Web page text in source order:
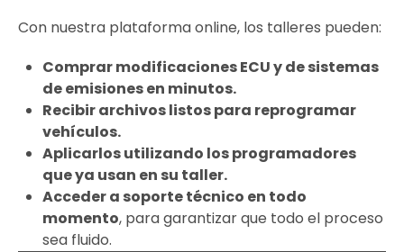
Con nuestra plataforma online, los talleres pueden:
Comprar modificaciones ECU y de sistemas
de emisiones en minutos.
Recibir archivos listos para reprogramar
vehículos.
Aplicarlos utilizando los programadores
que ya usan en su taller.
Acceder a soporte técnico en todo
momento, para garantizar que todo el proceso
sea fluido.